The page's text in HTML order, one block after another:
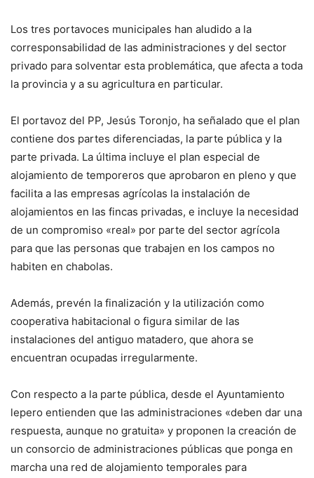
Los tres portavoces municipales han aludido a la
corresponsabilidad de las administraciones y del sector
privado para solventar esta problemática, que afecta a toda
la provincia y a su agricultura en particular.
El portavoz del PP, Jesús Toronjo, ha señalado que el plan
contiene dos partes diferenciadas, la parte pública y la
parte privada. La última incluye el plan especial de
alojamiento de temporeros que aprobaron en pleno y que
facilita a las empresas agrícolas la instalación de
alojamientos en las fincas privadas, e incluye la necesidad
de un compromiso «real» por parte del sector agrícola
para que las personas que trabajen en los campos no
habiten en chabolas.
Además, prevén la finalización y la utilización como
cooperativa habitacional o figura similar de las
instalaciones del antiguo matadero, que ahora se
encuentran ocupadas irregularmente.
Con respecto a la parte pública, desde el Ayuntamiento
lepero entienden que las administraciones «deben dar una
respuesta, aunque no gratuita» y proponen la creación de
un consorcio de administraciones públicas que ponga en
marcha una red de alojamiento temporales para